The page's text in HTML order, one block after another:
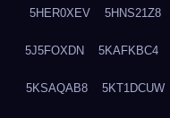
5HER0XEV 5HNS21Z8
5J5FOXDN 5KAFKBC4
5KSAQAB8 5KT1DCUW